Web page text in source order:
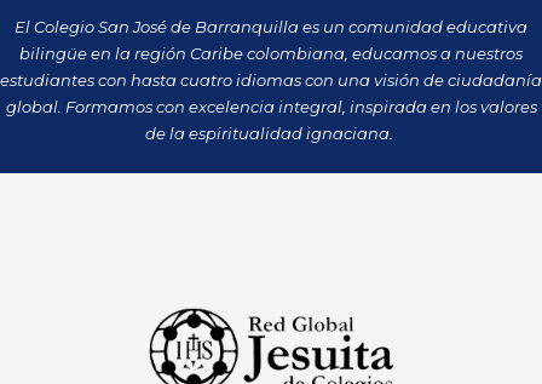
e
b
o
o
t
a
g
r
a
m
t
o
k
w
i
t
t
e
r
k
e
d
i
n
t
u
b
e
El Colegio San José de Barranquilla es un comunidad educativa
bilingüe en la región Caribe colombiana, educamos a nuestros
estudiantes con hasta cuatro idiomas con una visión de ciudadanía
global. Formamos con excelencia integral, inspirada en los valores
de la espiritualidad ignaciana.